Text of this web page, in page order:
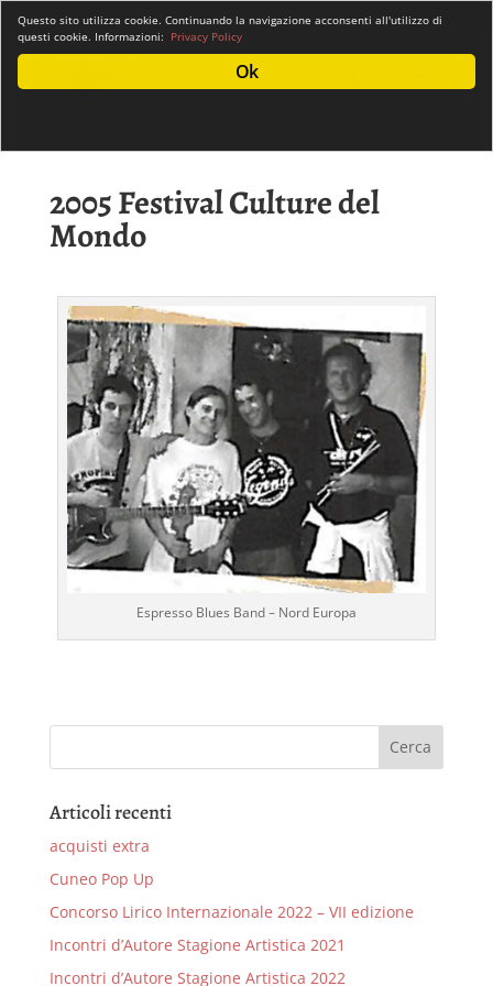
info@promocuneo.it
2005 Festival Culture del
Mondo
Espresso Blues Band – Nord Europa
Articoli recenti
acquisti extra
Cuneo Pop Up
Concorso Lirico Internazionale 2022 – VII edizione
Incontri d’Autore Stagione Artistica 2021
Incontri d’Autore Stagione Artistica 2022
Questo sito utilizza cookie. Continuando la navigazione acconsenti all'utilizzo di
questi cookie. Informazioni: Privacy Policy
Ok